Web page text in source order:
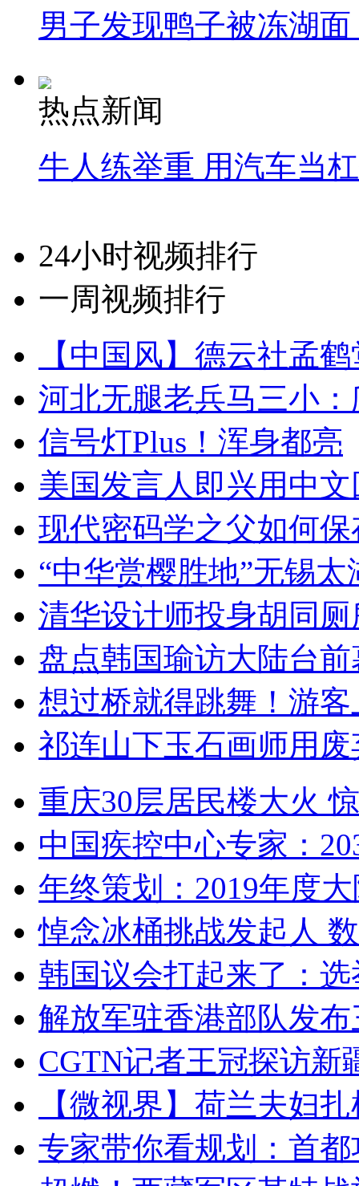
男子发现鸭子被冻湖
热点新闻
牛人练举重 用汽车当
24小时视频排行
一周视频排行
【中国风】德云社孟
河北无腿老兵马三小
信号灯Plus！浑身都亮
美国发言人即兴用中
现代密码学之父如何
“中华赏樱胜地”无锡
清华设计师投身胡同
盘点韩国瑜访大陆台
想过桥就得跳舞！游客
祁连山下玉石画师用
重庆30层居民楼大火
中国疾控中心专家：
年终策划：2019年度
悼念冰桶挑战发起人
韩国议会打起来了：
解放军驻香港部队发
CGTN记者王冠探访新
【微视界】荷兰夫妇
专家带你看规划：首